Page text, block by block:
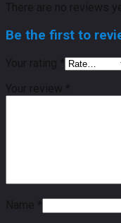
There are no reviews
Be the first to
Your rating *
Your review *
Name *